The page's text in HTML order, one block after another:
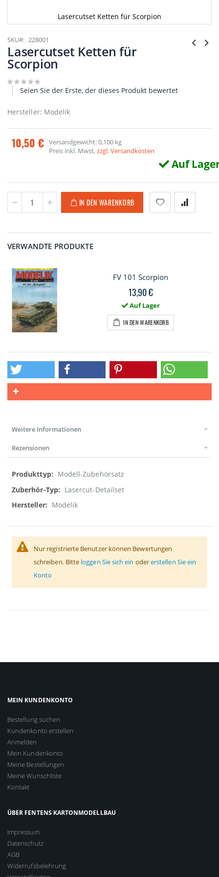
Lasercutset Ketten für Scorpion
Anfang
der
Bildgalerie
springen
SKU 228001
Lasercutset Ketten für
Scorpion
Seien Sie der Erste, der dieses Produkt bewertet
Hersteller: Modelik
10,50 € Versandgewicht: 0,100 kg
Preis inkl. Mwst,zzgl. Versandkosten
Auf
IN DEN WARENKORB
VERWANDTE PRODUKTE
FV 101 Scorpion
13,90 €
Auf Lager
IN DEN WARENKORB
Weitere Informationen
Rezensionen
Weitere
Informationen
Modell-Zubehörsatz
Lasercut-Detailset
Modelik
Nur registrierte Benutzer können Bewertungen
schreiben. Bitte loggen Sie sich ein odererstellen Sie ein
Konto
MEIN KUNDENKONTO
Bestellung suchen
Kundenkonto erstellen
Anmelden
Mein Kundenkonto
Meine Bestellungen
Meine Wunschliste
Kontakt
ÜBER FENTENS KARTONMODELLBAU
Impressum
Datenschutz
AGB
Widerrufsbelehrung